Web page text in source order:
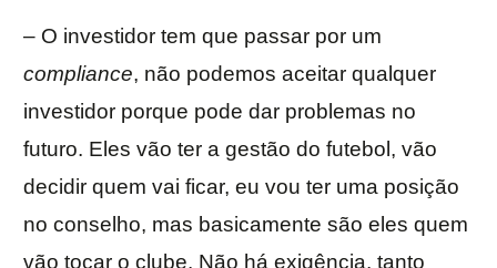
– O investidor tem que passar por um
compliance, não podemos aceitar qualquer
investidor porque pode dar problemas no
futuro. Eles vão ter a gestão do futebol, vão
decidir quem vai ficar, eu vou ter uma posição
no conselho, mas basicamente são eles quem
vão tocar o clube. Não há exigência, tanto